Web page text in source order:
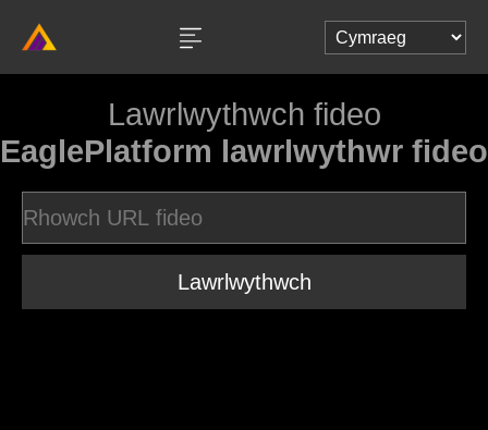
Lawrlwythwch fideo
EaglePlatform lawrlwythwr fideo
Lawrlwythwch